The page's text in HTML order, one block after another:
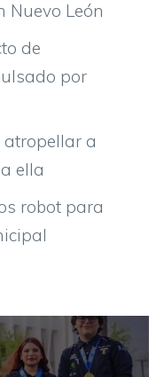
Nuevo León
de
por
a
ella
robot para